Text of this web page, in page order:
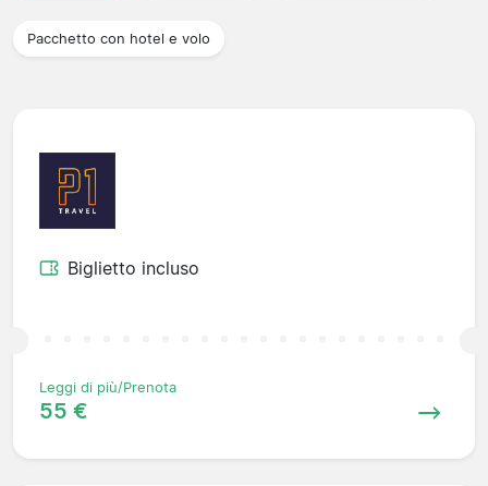
Pacchetto con hotel e volo
Biglietto incluso
Leggi di più/Prenota
55 €